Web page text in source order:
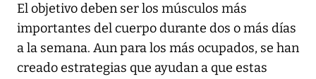
El objetivo deben ser los músculos más
importantes del cuerpo durante dos o más días
a la semana. Aun para los más ocupados, se han
creado estrategias que ayudan a que estas